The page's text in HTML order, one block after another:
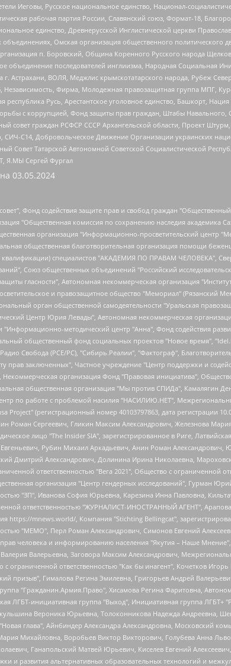
Иеговы, Русское национальное единство, Национал-
рабочая партия России, Славянский союз, Формат-18,
единство, Древнерусской Инглистической церкви
Омская организация общественного политического
п. Боровский, Община Коренного Русского народа
объединение последователей инглиизма, Народная Социальная
ВОЛЯ, Меджлис крымскотатарского народа, Рубеж
Фирма, Молодежная правозащитная группа МПГ,
республика Русь, Арестантское уголовное единство, Башкорт,
с коррупцией, Фонд защиты прав граждан, Штабы Навального,
совет граждан РСФСР СССР Архангельской области, Проект
С14, Добровольческое Движение Организации украинских
Совет Татарской Автономной Советской Социалистической
Я.МЫ Сергей Фургал
03.05.2024
союз работников здравоохранения "Альянс врачей", Юридическое лицо, зарегистрированное в Латвийской Республике, SIA "Medusa Project" (регистрационный номер 40103797863, дата регистрации 10.06.2014), Некоммерческая организация "Фонд по борьбе с коррупцией", Автономная некоммерческая организация "Институт права и публичной политики", Баданин Роман Сергеевич, Гликин Максим Александрович, Железнова Мария Михайловна, Лукьянова Юлия Сергеевна, Маетная Елизавета Витальевна, Маняхин Петр Борисович, Чуракова Ольга Владимировна, Ярош Юлия Петровна, Юридическое лицо "The Insider SIA", зарегистрированное в Риге, Латвийская Республика (дата регистрации 26.06.2015), являющееся администратором доменного имени интернет-издания "The Insider SIA", https://theins.ru, Постернак Алексей Евгеньевич, Рубин Михаил Аркадьевич, Анин Роман Александрович, Юридическое лицо Istories fonds, зарегистрированное в Латвийской Республике (регистрационный номер 50008295751, дата регистрации 24.02.2020), Великовский Дмитрий Александрович, Долинина Ирина Николаевна, Мароховская Алеся Алексеевна, Шлейнов Роман Юрьевич, Шмагун Олеся Валентиновна, Общество с ограниченной ответственностью "Альтаир 2021", Общество с ограниченной ответственностью "Вега 2021", Общество с ограниченной ответственностью "Главный редактор 2021", Общество с ограниченной ответственностью "Ромашки монолит", Важенков Артем Валерьевич, Ивановская областная общественная организация "Центр гендерных исследований", Гурман Юрий Альбертович, Медиапроект "ОВД-Инфо", Егоров Владимир Владимирович, Жилинский Владимир Александрович, Общество с ограниченной ответственностью "ЗП", Иванова София Юрьевна, Карезина Инна Павловна, Кильтау Екатерина Викторовна, Петров Алексей Викторович, Пискунов Сергей Евгеньевич, Смирнов Сергей Сергеевич, Тихонов Михаил Сергеевич, Общество с ограниченной ответственностью "ЖУРНАЛИСТ-ИНОСТРАННЫЙ АГЕНТ", Арапова Галина Юрьевна, Вольтская Татьяна Анатольевна, Американская компания "Mason G.E.S. Anonymous Foundation" (США), являющаяся владельцем интернет-издания https://mnews.world/, Компания "Stichting Bellingcat", зарегистрированная в Нидерландах (дата регистрации 11.07.2018), Захаров Андрей Вячеславович, Клепиковская Екатерина Дмитриевна, Общество с ограниченной ответственностью "МЕМО", Перл Роман Александрович, Симонов Евгений Алексеевич, Соловьева Елена Анатольевна, Сотников Даниил Владимирович, Сурначева Елизавета Дмитриевна, Автономная некоммерческая организация по защите прав человека и информированию населения "Якутия – Наше Мнение", Общество с ограниченной ответственностью "Москоу диджитал медиа", с 26.01.2023 Общество с ограниченной ответственностью "Чайка Белые сады", Ветошкина Валерия Валерьевна, Заговора Максим Александрович, Межрегиональное общественное движение "Российская ЛГБТ - сеть", Оленичев Максим Владимирович, Павлов Иван Юрьевич, Скворцова Елена Сергеевна, Общество с ограниченной ответственностью "Как бы